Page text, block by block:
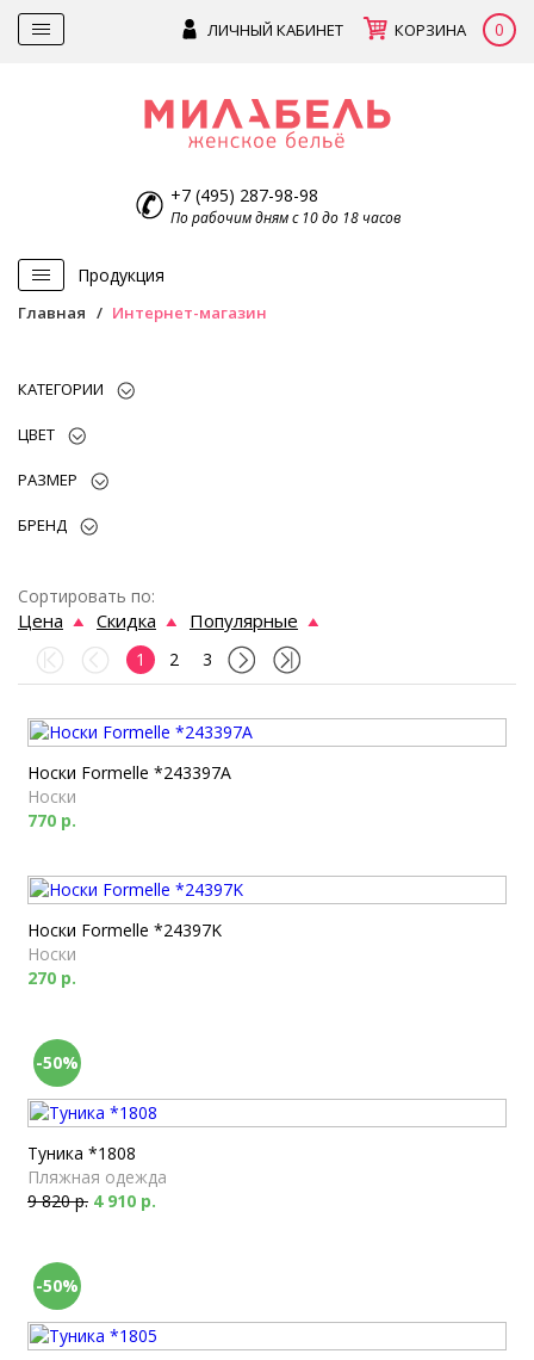
ЛИЧНЫЙ КАБИНЕТ КОРЗИНА 0
+7 (495) 287-98-98
По рабочим дням с 10 до 18 часов
Продукция
Главная Интернет-магазин
КАТЕГОРИИ
ЦВЕТ
РАЗМЕР
БРЕНД
Сортировать по:
Цена Скидка Популярные
1 2 3
Носки Formelle *243397A
Носки
770 р.
Носки Formelle *24397K
Носки
270 р.
-50%
Туника *1808
Пляжная одежда
9 820 р. 4 910 р.
-50%